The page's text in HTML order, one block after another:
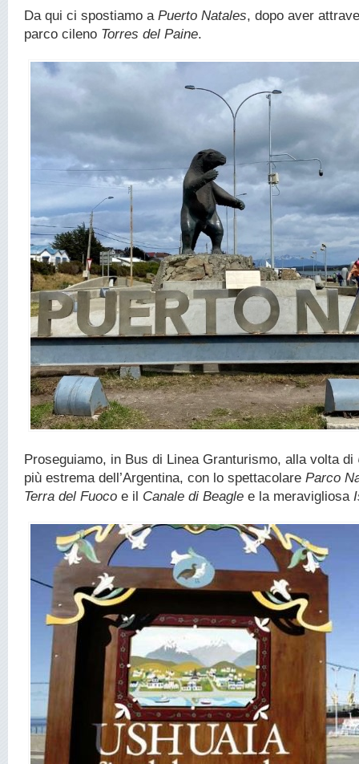
Da qui ci spostiamo a Puerto Natales, dopo aver
parco cileno Torres del Paine.
Proseguiamo, in Bus di Linea Granturismo, alla volta di
più estrema dell’Argentina, con lo spettacolare Parco
Terra del Fuoco e il Canale di Beagle e la meravigliosa